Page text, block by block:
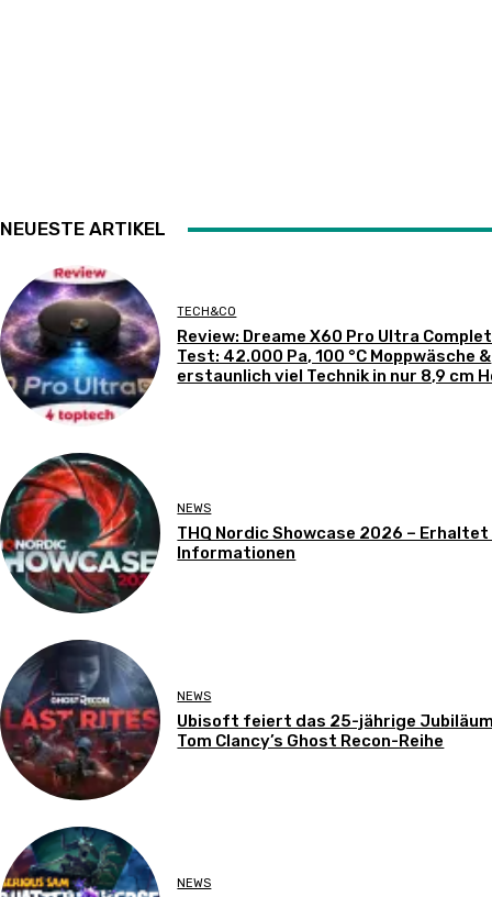
NEUESTE ARTIKEL
TECH&CO
Review: Dreame X60 Pro Ultra
Test: 42.000 Pa, 100 °C Moppwäsche &
erstaunlich viel Technik in nur 8,9 cm
NEWS
THQ Nordic Showcase 2026 –
Informationen
NEWS
Ubisoft feiert das 25-jährige
Tom Clancy’s Ghost Recon-Reihe
NEWS